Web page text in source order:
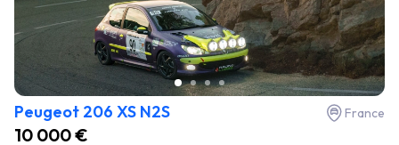
Peugeot 206 XS N2S France
10 000 €